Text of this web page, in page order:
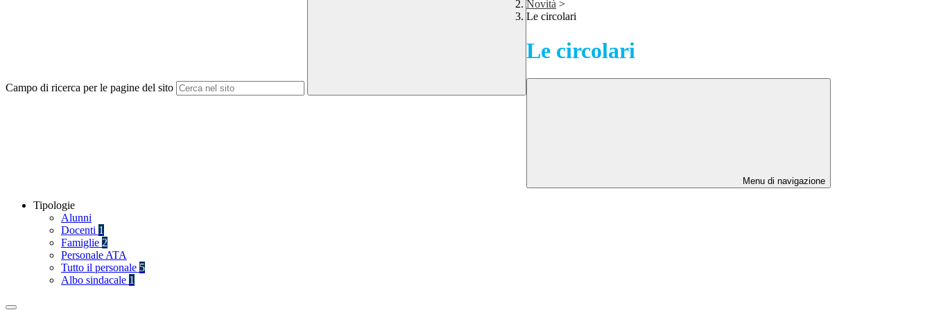
Campo di ricerca per le pagine del sito
Novità >
Le circolari
Le circolari
Menu di navigazione
Tipologie
Alunni
Docenti 1
Famiglie 2
Personale ATA
Tutto il personale 5
Albo sindacale 1